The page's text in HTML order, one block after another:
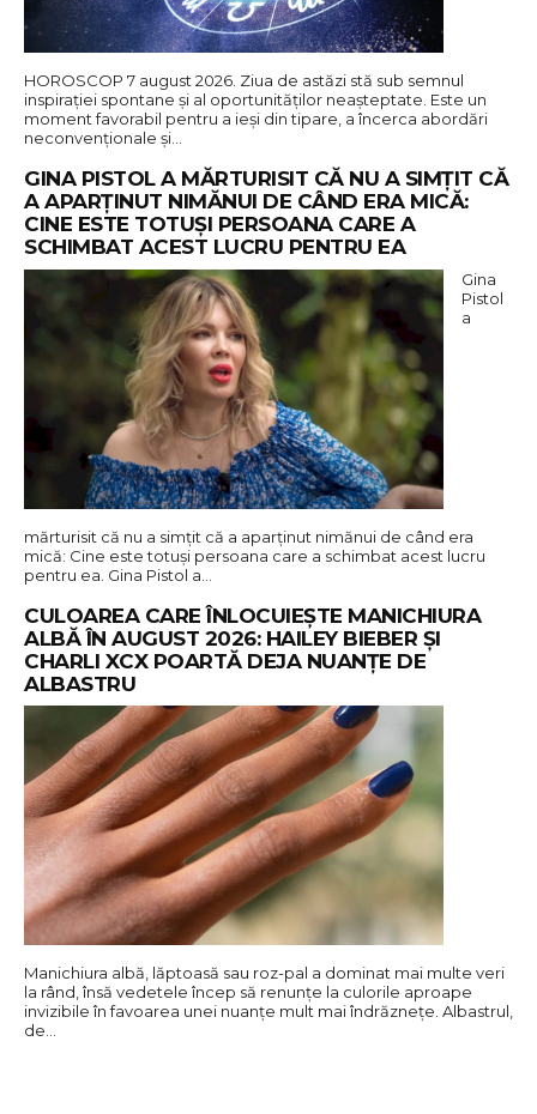
HOROSCOP 7 august 2026. Ziua de astăzi stă sub semnul
inspirației spontane și al oportunităților neașteptate. Este un
moment favorabil pentru a ieși din tipare, a încerca abordări
neconvenționale și…
GINA PISTOL A MĂRTURISIT CĂ NU A SIMȚIT CĂ
A APARȚINUT NIMĂNUI DE CÂND ERA MICĂ:
CINE ESTE TOTUȘI PERSOANA CARE A
SCHIMBAT ACEST LUCRU PENTRU EA
Gina
Pistol
a
mărturisit că nu a simțit că a aparținut nimănui de când era
mică: Cine este totuși persoana care a schimbat acest lucru
pentru ea. Gina Pistol a…
CULOAREA CARE ÎNLOCUIEȘTE MANICHIURA
ALBĂ ÎN AUGUST 2026: HAILEY BIEBER ȘI
CHARLI XCX POARTĂ DEJA NUANȚE DE
ALBASTRU
Manichiura albă, lăptoasă sau roz-pal a dominat mai multe veri
la rând, însă vedetele încep să renunțe la culorile aproape
invizibile în favoarea unei nuanțe mult mai îndrăznețe. Albastrul,
de…